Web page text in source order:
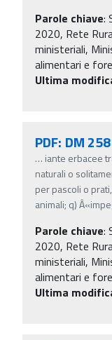
Parole chiave:
2020, Rete
ministeriali,
alimentari e
Ultima
PDF: DM
… iante erbacee
naturali o
per pascoli o
animali; q)
Parole chiave:
2020, Rete
ministeriali,
alimentari e
Ultima